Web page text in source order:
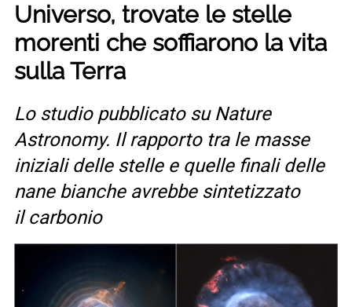
Universo, trovate le stelle
morenti che soffiarono la vita
sulla Terra
Lo studio pubblicato su Nature
Astronomy. Il rapporto tra le masse
iniziali delle stelle e quelle finali delle
nane bianche avrebbe sintetizzato
il carbonio